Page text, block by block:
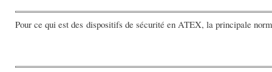
Pour ce qui est des dispositifs de sécurité en ATEX, la principale